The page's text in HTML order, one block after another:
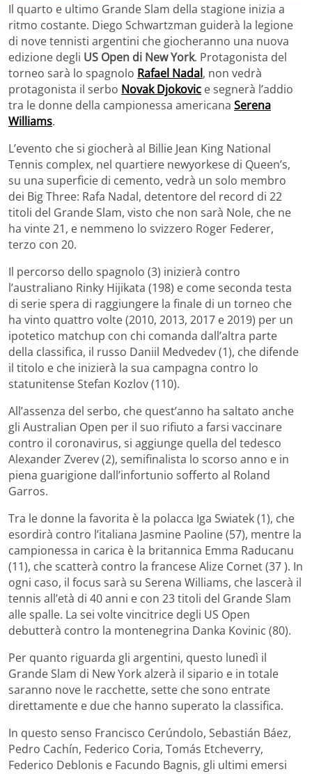
Il quarto e ultimo Grande Slam della stagione inizia a
ritmo costante. Diego Schwartzman guiderà la legione
di nove tennisti argentini che giocheranno una nuova
edizione degli US Open di New York. Protagonista del
torneo sarà lo spagnolo Rafael Nadal, non vedrà
protagonista il serbo Novak Djokovic e segnerà l’addio
tra le donne della campionessa americana Serena
Williams.
L’evento che si giocherà al Billie Jean King National
Tennis complex, nel quartiere newyorkese di Queen’s,
su una superficie di cemento, vedrà un solo membro
dei Big Three: Rafa Nadal, detentore del record di 22
titoli del Grande Slam, visto che non sarà Nole, che ne
ha vinte 21, e nemmeno lo svizzero Roger Federer,
terzo con 20.
Il percorso dello spagnolo (3) inizierà contro
l’australiano Rinky Hijikata (198) e come seconda testa
di serie spera di raggiungere la finale di un torneo che
ha vinto quattro volte (2010, 2013, 2017 e 2019) per un
ipotetico matchup con chi comanda dall’altra parte
della classifica, il russo Daniil Medvedev (1), che difende
il titolo e che inizierà la sua campagna contro lo
statunitense Stefan Kozlov (110).
All’assenza del serbo, che quest’anno ha saltato anche
gli Australian Open per il suo rifiuto a farsi vaccinare
contro il coronavirus, si aggiunge quella del tedesco
Alexander Zverev (2), semifinalista lo scorso anno e in
piena guarigione dall’infortunio sofferto al Roland
Garros.
Tra le donne la favorita è la polacca Iga Swiatek (1), che
esordirà contro l’italiana Jasmine Paoline (57), mentre la
campionessa in carica è la britannica Emma Raducanu
(11), che scatterà contro la francese Alize Cornet (37 ). In
ogni caso, il focus sarà su Serena Williams, che lascerà il
tennis all’età di 40 anni e con 23 titoli del Grande Slam
alle spalle. La sei volte vincitrice degli US Open
debutterà contro la montenegrina Danka Kovinic (80).
Per quanto riguarda gli argentini, questo lunedì il
Grande Slam di New York alzerà il sipario e in totale
saranno nove le racchette, sette che sono entrate
direttamente e due che hanno superato la classifica.
In questo senso Francisco Cerúndolo, Sebastián Báez,
Pedro Cachín, Federico Coria, Tomás Etcheverry,
Federico Deblonis e Facundo Bagnis, gli ultimi emersi